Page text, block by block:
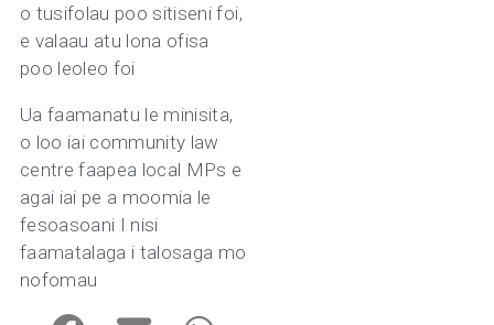
o tusifolau poo sitiseni foi,
e valaau atu lona ofisa
poo leoleo foi
Ua faamanatu le minisita,
o loo iai community law
centre faapea local MPs e
agai iai pe a moomia le
fesoasoani I nisi
faamatalaga i talosaga mo
nofomau